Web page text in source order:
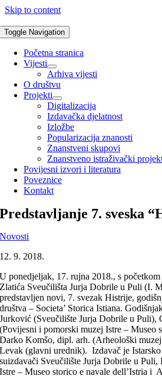
Skip to content
Toggle Navigation
Početna stranica
Vijesti
Arhiva vijesti
O društvu
Projekti
Digitalizacija
Izdavačka djelatnost
Izložbe
Popularizacija znanosti
Znanstveni skupovi
Znanstveno istraživački
Povijesni izvori i literatura
Poveznice
Kontakt
Predstavljanje 7. sveska
Novosti
12. 9. 2018.
U ponedjeljak, 17. rujna 2018., s
Zlatića Sveučilišta Jurja Dobrile u Puli (I.
predstavljen novi, 7. svezak Histrije,
društva – Societa’ Storica Istiana.
Jurković (Sveučilište Jurja Dobrile u Puli),
(Povijesni i pomorski muzej Istre – Museo
Darko Komšo, dipl. arh. (Arheološki
Levak (glavni urednik). Izdavač je
suizdavači Sveučilište Jurja Dobrile u
Istre – Museo storico e navale dell’Istria i